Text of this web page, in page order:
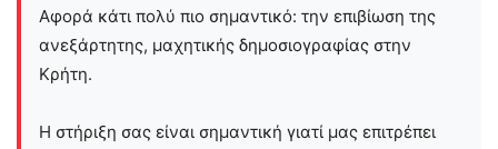
Αφορά κάτι πολύ πιο σημαντικό: την επιβίωση της
ανεξάρτητης, μαχητικής δημοσιογραφίας στην
Kρήτη.
Η στήριξη σας είναι σημαντική γιατί μας επιτρέπει